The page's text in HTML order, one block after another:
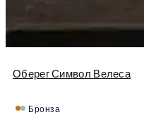
Оберег Символ Велеса
Бронза